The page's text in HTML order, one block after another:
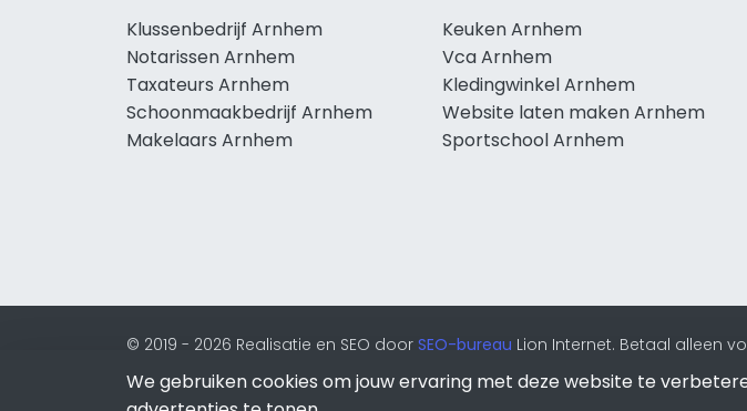
Klussenbedrijf Arnhem
Notarissen Arnhem
Taxateurs Arnhem
Schoonmaakbedrijf Arnhem
Makelaars Arnhem
Keuken Arnhem
Vca Arnhem
Kledingwinkel Arnhem
Website laten maken Arnhem
Sportschool Arnhem
© 2019 - 2026 Realisatie en SEO door SEO-bureau Lion Internet. Betaal alleen
Beeldcredits
We gebruiken cookies om jouw ervaring met deze website te